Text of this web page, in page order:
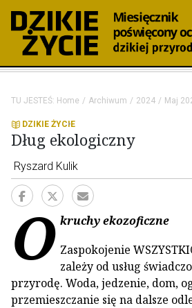
TU JESTEŚ: Home Archiwum 2024 Maj
DZIKIE ŻYCIE
Dług ekologiczny
Ryszard Kulik
O kruchy ekozoficzne
Zaspokojenie
zależy od usług
przyrodę. Woda, jedzenie, dom,
przemieszczanie się na dalsze